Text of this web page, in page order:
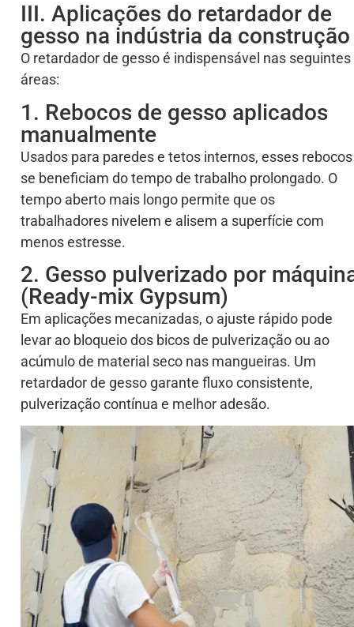
III. Aplicações do retardador de
gesso na indústria da construção
O retardador de gesso é indispensável nas seguintes
áreas:
1. Rebocos de gesso aplicados
manualmente
Usados para paredes e tetos internos, esses rebocos
se beneficiam do tempo de trabalho prolongado. O
tempo aberto mais longo permite que os
trabalhadores nivelem e alisem a superfície com
menos estresse.
2. Gesso pulverizado por
(Ready-mix Gypsum)
Em aplicações mecanizadas, o ajuste rápido pode
levar ao bloqueio dos bicos de pulverização ou ao
acúmulo de material seco nas mangueiras. Um
retardador de gesso garante fluxo consistente,
pulverização contínua e melhor adesão.